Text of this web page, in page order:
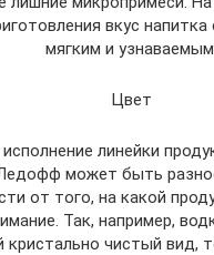
вкус
мягким и
Цвет
линейки
может быть
от того, на какой
Так, например,
кристально чистый вид,